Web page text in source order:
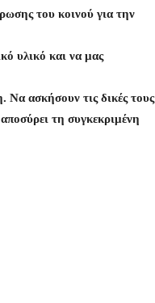
του κοινού για την
υλικό και να μας
Να ασκήσουν τις δικές τους
τη συγκεκριμένη